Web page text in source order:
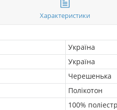
Характеристики
Україна
Україна
Черешенька
Полікотон
100% поліестр